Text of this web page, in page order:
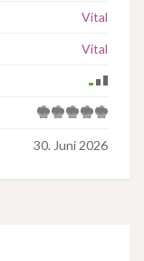
Vital
Vital
30. Juni 2026